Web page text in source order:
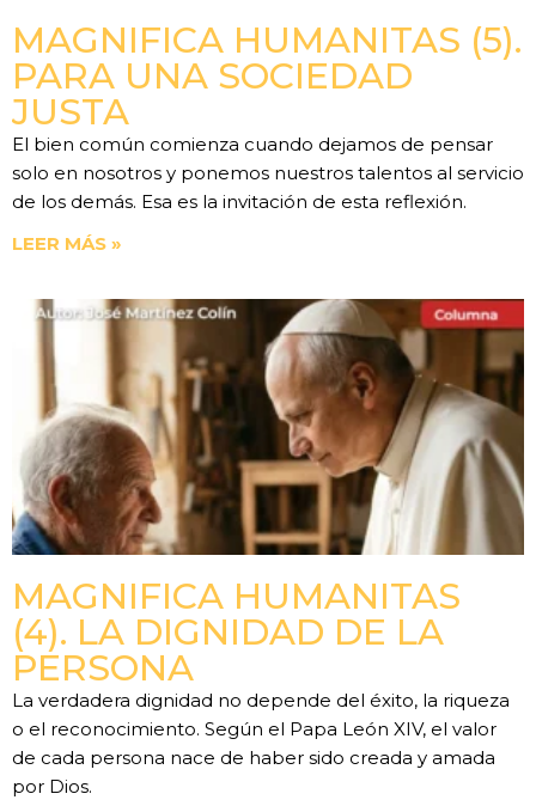
MAGNIFICA HUMANITAS (5).
PARA UNA SOCIEDAD
JUSTA
El bien común comienza cuando dejamos de pensar
solo en nosotros y ponemos nuestros talentos al servicio
de los demás. Esa es la invitación de esta reflexión.
LEER MÁS »
MAGNIFICA HUMANITAS
(4). LA DIGNIDAD DE LA
PERSONA
La verdadera dignidad no depende del éxito, la riqueza
o el reconocimiento. Según el Papa León XIV, el valor
de cada persona nace de haber sido creada y amada
por Dios.